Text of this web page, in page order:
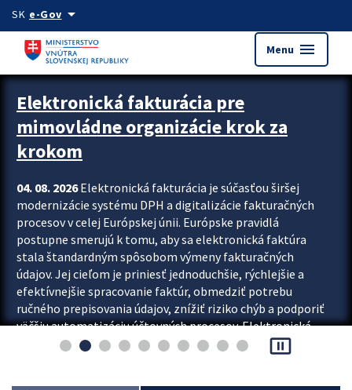
Preskocit na hlavný obsah
SK e-Govarrow_drop_down
Menu menu
Zastavit automatický posun upútavok
Elektronická fakturácia pre
mimovládne organizácie krok za
krokom
04. 08. 2026Elektronická fakturácia je súčasťou širšej
modernizácie systému DPH a digitalizácie fakturačných
procesov v celej Európskej únii. Európske pravidlá
postupne smerujú k tomu, aby sa elektronická faktúra
stala štandardným spôsobom výmeny fakturačných
údajov. Jej cieľom je priniesť jednoduchšie, rýchlejšie a
efektívnejšie spracovanie faktúr, obmedziť potrebu
ručného prepisovania údajov, znížiť riziko chýb a podporiť
väčšiu automatizáciu účtovných procesov. Elektronická
fakturácia preto nepredstavuje...
pause_presentation